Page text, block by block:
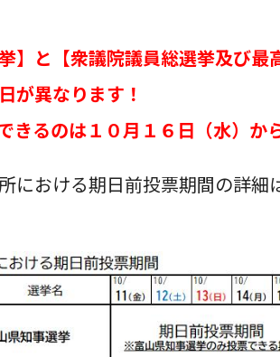
】と【衆議院議員総選挙及び最
が異なります！
きるのは１０月１６日（水）か
における期日前投票期間の詳細